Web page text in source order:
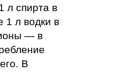
л спирта в
1 л водки в
— в
В